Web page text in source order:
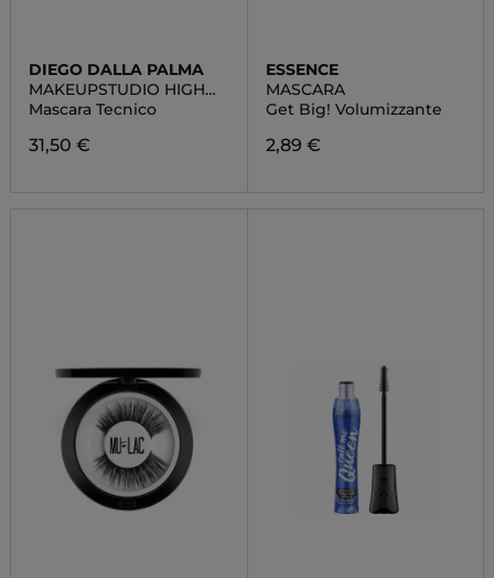
DIEGO DALLA PALMA
MAKEUPSTUDIO HIGH
PERFORMANCE
MASCARA
Mascara Tecnico
31,50 €
ESSENCE
MASCARA
Get Big! Volumizzante
2,89 €